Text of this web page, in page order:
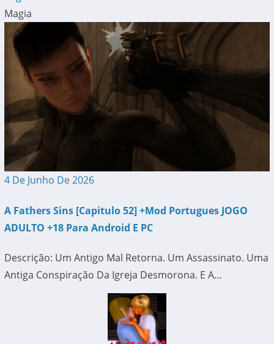
Magia
4 De Junho De 2026
A Fathers Sins [Capitulo 52] +Mod Portugues JOGO
ADULTO +18 Para Android E PC
Descrição: Um Antigo Mal Retorna. Um Assassinato. Uma
Antiga Conspiração Da Igreja Desmorona. E A…